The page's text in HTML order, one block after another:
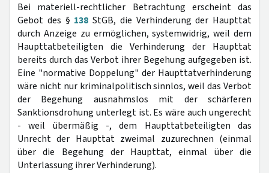
Bei materiell-rechtlicher Betrachtung erscheint das
Gebot des § 138 StGB, die Verhinderung der Haupttat
durch Anzeige zu ermöglichen, systemwidrig, weil dem
Haupttatbeteiligten die Verhinderung der Haupttat
bereits durch das Verbot ihrer Begehung aufgegeben ist.
Eine "normative Doppelung" der Haupttatverhinderung
wäre nicht nur kriminalpolitisch sinnlos, weil das Verbot
der Begehung ausnahmslos mit der schärferen
Sanktionsdrohung unterlegt ist. Es wäre auch ungerecht
- weil übermäßig -, dem Haupttatbeteiligten das
Unrecht der Haupttat zweimal zuzurechnen (einmal
über die Begehung der Haupttat, einmal über die
Unterlassung ihrer Verhinderung).